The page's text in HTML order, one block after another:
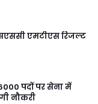
एमटीएस रिजल्ट
पदों पर सेना में
नौकरी